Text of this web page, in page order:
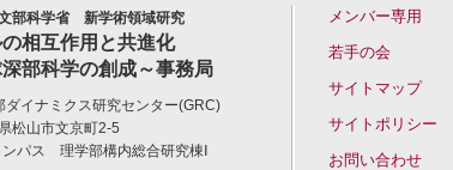
部科学省 新学術領域研究
相互作用と共進化
部科学の創成～事務局
ダイナミクス研究センター(GRC)
松山市文京町2-5
パス 理学部構内総合研究棟Ⅰ
メンバー専用
若手の会
サイトマップ
サイトポリシー
お問い合わせ